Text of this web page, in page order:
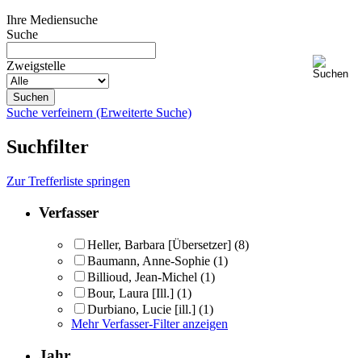
Ihre Mediensuche
Suche
Zweigstelle
Suche verfeinern (Erweiterte Suche)
Suchfilter
Zur Trefferliste springen
Verfasser
Heller, Barbara [Übersetzer] (8)
Baumann, Anne-Sophie (1)
Billioud, Jean-Michel (1)
Bour, Laura [Ill.] (1)
Durbiano, Lucie [ill.] (1)
Mehr Verfasser-Filter anzeigen